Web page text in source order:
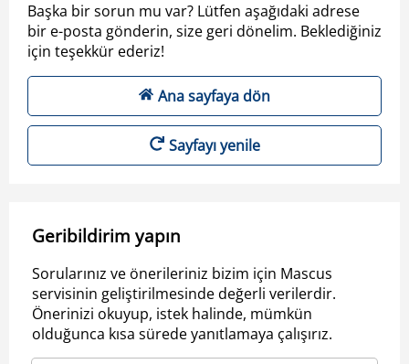
Başka bir sorun mu var? Lütfen aşağıdaki adrese
bir e-posta gönderin, size geri dönelim. Beklediğiniz
için teşekkür ederiz!
Ana sayfaya dön
Sayfayı yenile
Geribildirim yapın
Sorularınız ve önerileriniz bizim için Mascus
servisinin geliştirilmesinde değerli verilerdir.
Önerinizi okuyup, istek halinde, mümkün
olduğunca kısa sürede yanıtlamaya çalışırız.